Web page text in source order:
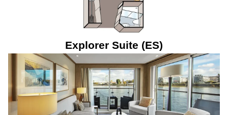
Explorer Suite (ES)